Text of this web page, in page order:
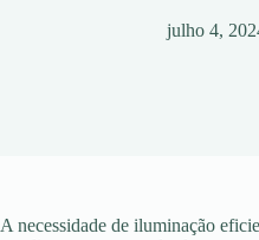
julho 4,
A necessidade de iluminação